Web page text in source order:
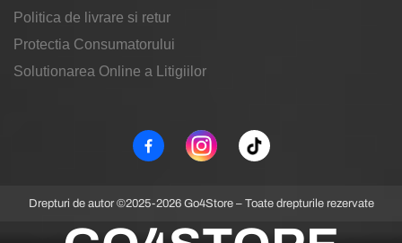
Politica de livrare si retur
Protectia Consumatorului
Solutionarea Online a Litigiilor
Drepturi de autor ©2025-2026 Go4Store – Toate drepturile rezervate